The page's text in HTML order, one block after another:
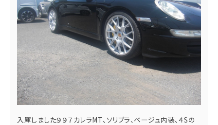
入庫しました９９７カレラMT、ソリブラ、ベージュ内装、４Sの